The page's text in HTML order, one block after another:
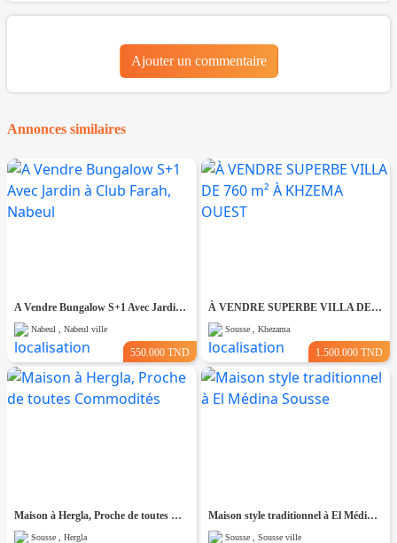
Ajouter un commentaire
Annonces similaires
A Vendre Bungalow S+1 Avec Jardin à Club Farah, Nabeul
Nabeul , Nabeul ville
550.000 TND
À VENDRE SUPERBE VILLA DE 760 m² À KHZEMA OUEST
Sousse , Khezama
1.500.000 TND
Maison à Hergla, Proche de toutes Commodités
Sousse , Hergla
Maison style traditionnel à El Médina Sousse
Sousse , Sousse ville